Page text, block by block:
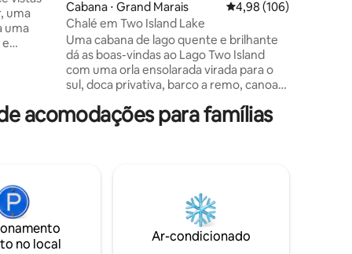
uma
uma
no
NOSSO
LOFT
Cabana ⋅ Grand Marais 4,98 de uma avaliação
4,98 (106)
Chalé em Two Island Lake
Uma cabana de lago quente e brilhante
dá as boas-vindas ao Lago Two Island
com uma orla ensolarada virada para o
sul, doca privativa, barco a remo, canoas,
para a água. Flutue no lago, aconchegue-
se ao lado do fogão a lenha ou admire os
de carro/OHV. Experimente a magia da
solidão (3mi para BWCA Wilderness, 5min
para caminhadas em Eagle Mtn) e depois
dirija-se a 12-25min para o amado Raven
acomodações para famílias
no local
Ar-condicionado